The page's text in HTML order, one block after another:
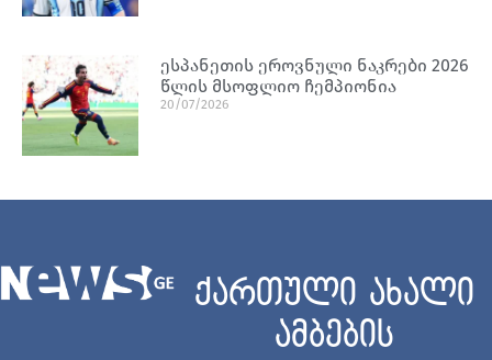
ესპანეთის ეროვნული ნაკრები 2026
წლის მსოფლიო ჩემპიონია
20/07/2026
ქართული ახალი
ამბების